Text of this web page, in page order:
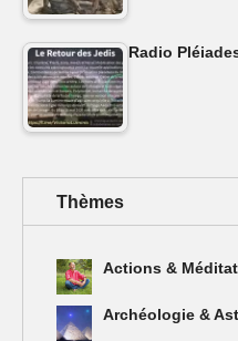
Radio
Thèmes
Actions &
Archéologie &